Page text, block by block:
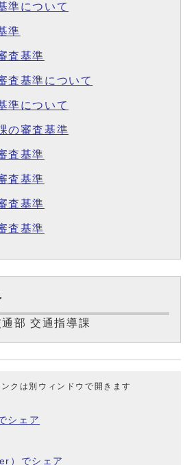
準について
準
査基準
査基準について
準について
の審査基準
査基準
査基準
査基準
査基準
部 交通指導課
クは別ウィンドウで開きます
シェア
）でシェア